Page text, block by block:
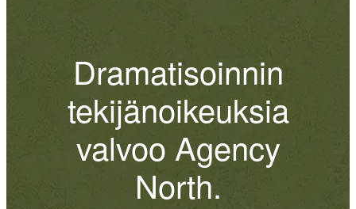
Dramatisoinnin
tekijänoikeuksia
valvoo Agency
North.